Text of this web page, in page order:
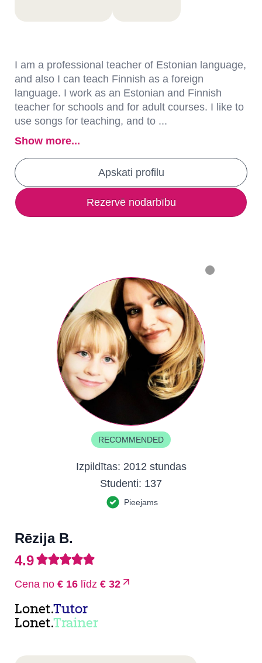
I am a professional teacher of Estonian language,
and also I can teach Finnish as a foreign
language. I work as an Estonian and Finnish
teacher for schools and for adult courses. I like to
use songs for teaching, and to ...
Show more...
Apskati profilu
Rezervē nodarbību
RECOMMENDED
Izpildītas: 2012 stundas
Studenti: 137
Pieejams
Rēzija B.
4.9
Cena no € 16 līdz € 32
Lonet.Tutor
Lonet.Trainer